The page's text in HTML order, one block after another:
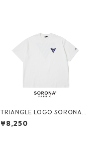
TRIANGLE LOGO SORONA®
TEE (WHITE)
¥8,250